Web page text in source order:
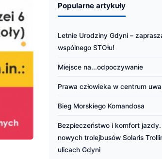
Popularne artykuły
Letnie Urodziny Gdyni –
wspólnego STOłu!
Miejsce na...odpoczywanie
Prawa człowieka w centrum
Bieg Morskiego Komandosa
Bezpieczeństwo i komfort
nowych trolejbusów Solaris
ulicach Gdyni